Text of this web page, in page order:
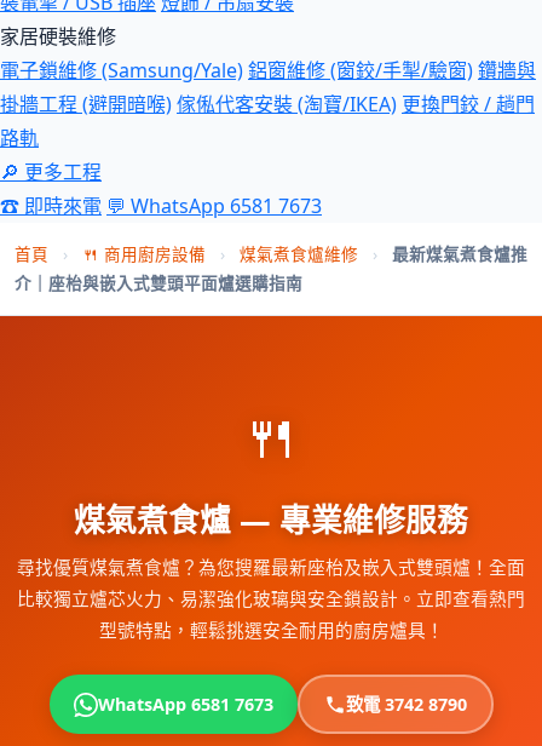
家居硬裝維修
電子鎖維修 (Samsung/Yale)鋁窗維修 (窗鉸/手掣/驗窗)鑽牆與
掛牆工程 (避開暗喉)傢俬代客安裝 (淘寶/IKEA) 更換門鉸 / 趟門
路軌
🔎 更多工程
☎ 即時來電 💬 WhatsApp 6581 7673
首頁 › 🍴 商用廚房設備 › 煤氣煮食爐維修 ›
最新煤氣煮食爐推
介｜座枱與嵌入式雙頭平面爐選購指南
🍴
煤氣煮食爐 — 專業維修服務
尋找優質煤氣煮食爐？為您搜羅最新座枱及嵌入式雙頭爐！全面
比較獨立爐芯火力、易潔強化玻璃與安全鎖設計。立即查看熱門
型號特點，輕鬆挑選安全耐用的廚房爐具！
WhatsApp 6581 7673 致電 3742 8790